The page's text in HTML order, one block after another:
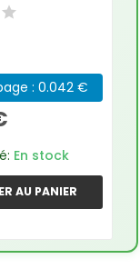
: 0.042 €
En stock
AU PANIER